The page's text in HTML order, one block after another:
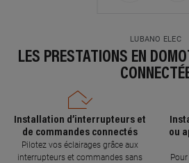
LUBANO ELEC
LES PRESTATIONS EN
Installation d’interrupteurs et
de commandes connectés
Pilotez vos éclairages grâce aux
interrupteurs et commandes sans
ou